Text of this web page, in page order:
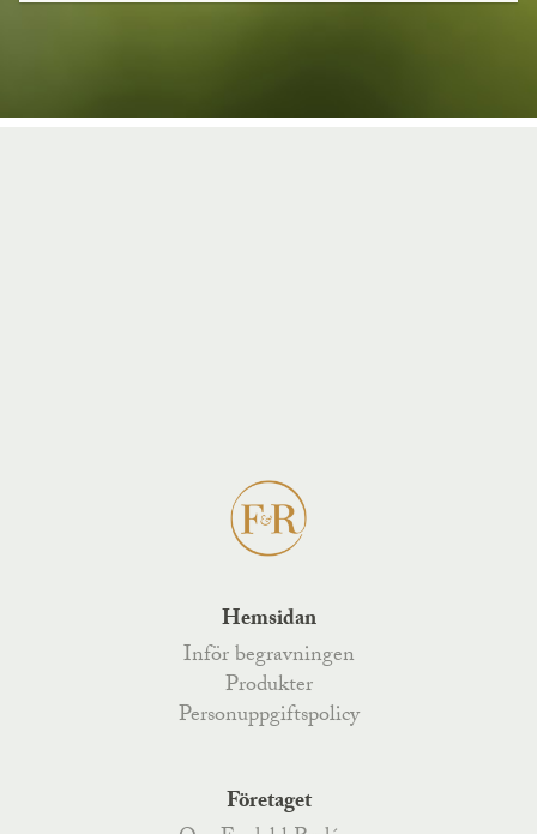
Hemsidan
Inför begravningen
Produkter
Personuppgiftspolicy
Företaget